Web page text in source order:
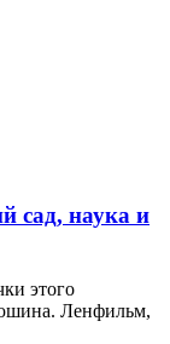
сад, наука и
этого
Ленфильм,